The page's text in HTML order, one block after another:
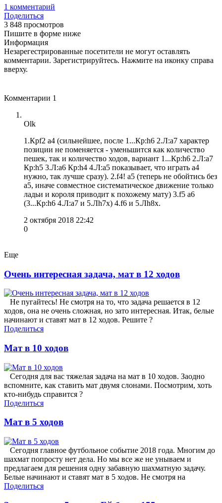
1 комментарий
Поделиться
3 848 просмотров
Пишите в форме ниже
Информация
Незарегестрированные посетители не могут оставлять
комментарии. Зарегистрируйтесь. Нажмите на иконку справа
вверху.
Комментарии 1
Olk
1.Крf2 a4 (сильнейшее, после 1...Кр:h6 2.Л:a7 характер
позиции не поменяется - уменьшится как количество
пешек, так и количество ходов, вариант 1...Кр:h6 2.Л:a7
Кр:h5 3.Л:a6 Кр:h4 4.Л:a5 показывает, что играть a4
нужно, так лучше сразу). 2.f4! a5 (теперь не обойтись без
a5, иначе совместное систематическое движение только
ладьи и короля приводит к похожему мату) 3.f5 a6
(3...Кр:h6 4.Л:a7 и 5.Лh7x) 4.f6 и 5.Лh8x.
2 октября 2018 22:42
0
Еще
Очень интересная задача, мат в 12 ходов
Не пугайтесь! Не смотря на то, что задача решается в 12
ходов, она не очень сложная, но зато интересная. Итак, белые
начинают и ставят мат в 12 ходов. Решите ?
Поделиться
Мат в 10 ходов
Сегодня для вас тяжелая задача на мат в 10 ходов. Заодно
вспомните, как ставить мат двумя слонами. Посмотрим, хоть
кто-нибудь справится ?
Поделиться
Мат в 5 ходов
Сегодня главное футбольное событие 2018 года. Многим до
шахмат попросту нет дела. Но мы все же не унываем и
предлагаем для решения одну забавную шахматную задачу.
Белые начинают и ставят мат в 5 ходов. Не смотря на
Поделиться